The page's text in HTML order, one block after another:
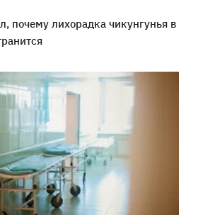
почему лихорадка чикунгунья в